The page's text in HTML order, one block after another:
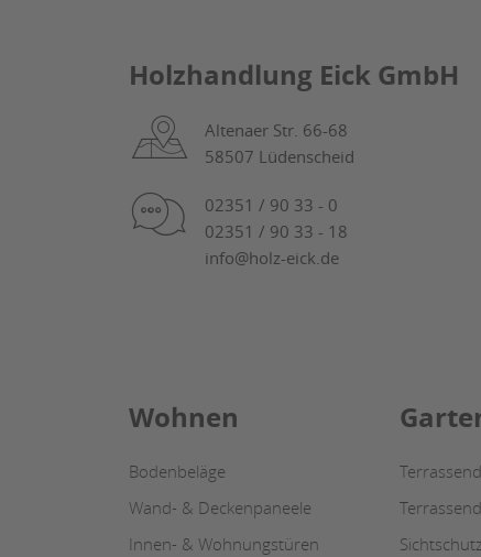
Holzhandlung Eick GmbH
Altenaer Str. 66-68
58507 Lüdenscheid
02351 / 90 33 - 0
02351 / 90 33 - 18
info@holz-eick.de
Wohnen
Bodenbeläge
Wand- & Deckenpaneele
Innen- & Wohnungstüren